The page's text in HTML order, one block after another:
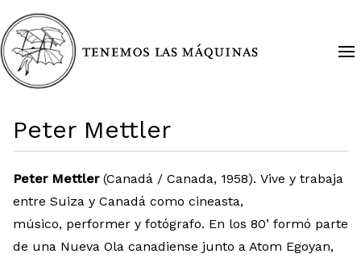
Peter Mettler
Peter Mettler(Canadá / Canada, 1958). Vive y trabaja
entre Suiza y Canadá como cineasta,
músico, performer y fotógrafo. En los 80’ formó parte
de una Nueva Ola canadiense junto a Atom Egoyan,